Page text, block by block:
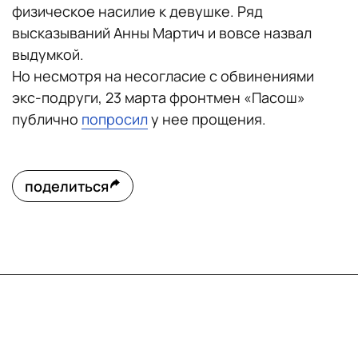
физическое насилие к девушке. Ряд
высказываний Анны Мартич и вовсе назвал
выдумкой.
Но несмотря на несогласие с обвинениями
экс-подруги, 23 марта фронтмен «Пасош»
публично попросилу нее прощения.
поделиться